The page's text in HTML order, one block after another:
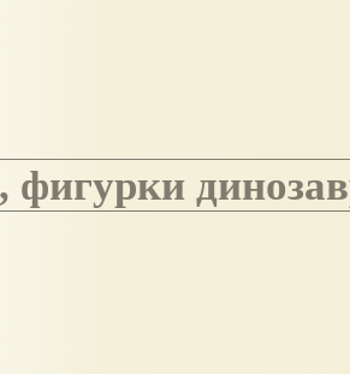
фигурки